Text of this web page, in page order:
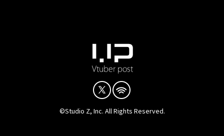
©Studio Z, Inc. All Rights Reserved.